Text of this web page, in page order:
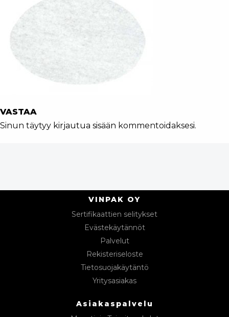
VASTAA
Sinun täytyy kirjautua sisään kommentoidaksesi.
VINPAK OY
Sertifikaattien selitykset
Evästekäytännöt
Palvelut
Rekisteriseloste
Tietosuojakäytäntö
Yritysasiakas
Asiakaspalvelu